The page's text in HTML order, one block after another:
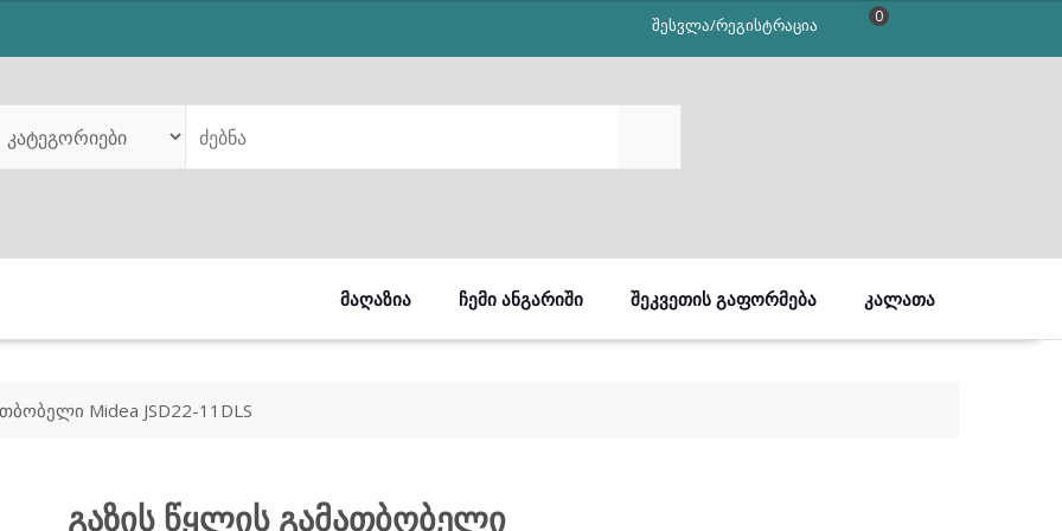
შესვლა/რეგისტრაცია 0
ᲛᲐᲦᲐᲖᲘᲐ ᲩᲔᲛᲘ ᲐᲜᲒᲐᲠᲘᲨᲘ ᲨᲔᲙᲕᲔᲗᲘᲡ ᲒᲐᲤᲝᲠᲛᲔᲑᲐ ᲙᲐᲚᲐᲗᲐ
Midea JSD22-11DLS
გაზის წყლის გამათბობელი
₾659.00.